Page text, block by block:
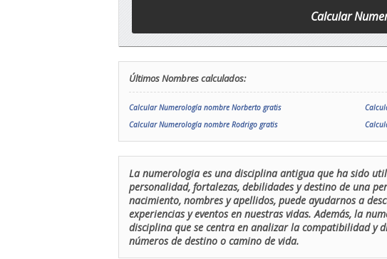
Últimos Nombres calculados:
Calcular Numerología nombre Norberto gratis
Calcular Numerología nombre Rodrigo gratis
La numerologia es una disciplina antigua que ha sido
personalidad, fortalezas, debilidades y destino de una
nacimiento, nombres y apellidos, puede ayudarnos a
experiencias y eventos en nuestras vidas. Además, la
disciplina que se centra en analizar la compatibilidad y
números de destino o camino de vida.